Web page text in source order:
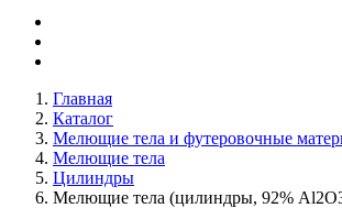
Главная
Каталог
Мелющие тела и футеровочные
Мелющие тела
Цилиндры
Мелющие тела (цилиндры, 92%